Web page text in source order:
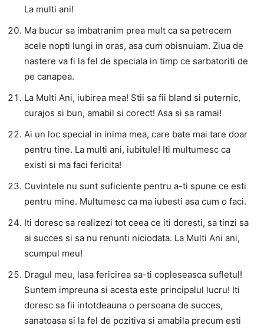
La multi ani!
Ma bucur sa imbatranim prea mult ca sa petrecem
acele nopti lungi in oras, asa cum obisnuiam. Ziua de
nastere va fi la fel de speciala in timp ce sarbatoriti de
pe canapea.
La Multi Ani, iubirea mea! Stii sa fii bland si puternic,
curajos si bun, amabil si corect! Asa si sa ramai!
Ai un loc special in inima mea, care bate mai tare doar
pentru tine. La multi ani, iubitule! Iti multumesc ca
existi si ma faci fericita!
Cuvintele nu sunt suficiente pentru a-ti spune ce esti
pentru mine. Multumesc ca ma iubesti asa cum o faci.
Iti doresc sa realizezi tot ceea ce iti doresti, sa tinzi sa
ai succes si sa nu renunti niciodata. La Multi Ani ani,
scumpul meu!
Dragul meu, lasa fericirea sa-ti copleseasca sufletul!
Suntem impreuna si acesta este principalul lucru! Iti
doresc sa fii intotdeauna o persoana de succes,
sanatoasa si la fel de pozitiva si amabila precum esti